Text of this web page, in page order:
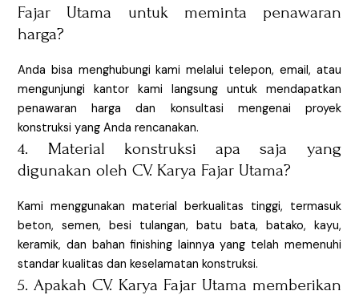
Fajar Utama untuk meminta penawaran
harga?
Anda bisa menghubungi kami melalui telepon, email, atau
mengunjungi kantor kami langsung untuk mendapatkan
penawaran harga dan konsultasi mengenai proyek
konstruksi yang Anda rencanakan.
4. Material konstruksi apa saja yang
digunakan oleh CV. Karya Fajar Utama?
Kami menggunakan material berkualitas tinggi, termasuk
beton, semen, besi tulangan, batu bata, batako, kayu,
keramik, dan bahan finishing lainnya yang telah memenuhi
standar kualitas dan keselamatan konstruksi.
5. Apakah CV. Karya Fajar Utama memberikan